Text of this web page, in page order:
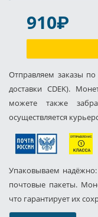
910P
Отправляем заказы
доставки CDEK).
можете также
осуществляется
Упаковываем
почтовые пакеты.
что гарантирует их